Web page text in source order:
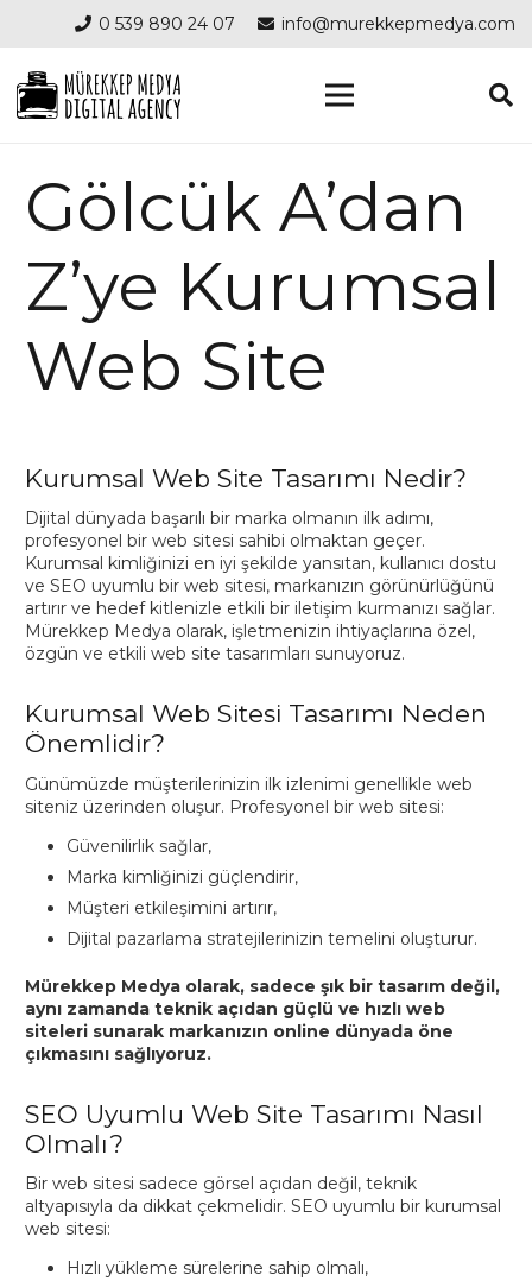
0 539 890 24 07 info@murekkepmedya.com
Gölcük A’dan
Z’ye Kurumsal
Web Site
Kurumsal Web Site Tasarımı Nedir?
Dijital dünyada başarılı bir marka olmanın ilk adımı,
profesyonel bir web sitesi sahibi olmaktan geçer.
Kurumsal kimliğinizi en iyi şekilde yansıtan, kullanıcı dostu
ve SEO uyumlu bir web sitesi, markanızın görünürlüğünü
artırır ve hedef kitlenizle etkili bir iletişim kurmanızı sağlar.
Mürekkep Medya olarak, işletmenizin ihtiyaçlarına özel,
özgün ve etkili web site tasarımları sunuyoruz.
Kurumsal Web Sitesi Tasarımı Neden
Önemlidir?
Günümüzde müşterilerinizin ilk izlenimi genellikle web
siteniz üzerinden oluşur. Profesyonel bir web sitesi:
Güvenilirlik sağlar,
Marka kimliğinizi güçlendirir,
Müşteri etkileşimini artırır,
Dijital pazarlama stratejilerinizin temelini oluşturur.
Mürekkep Medya olarak, sadece şık bir tasarım değil,
aynı zamanda teknik açıdan güçlü ve hızlı web
siteleri sunarak markanızın online dünyada öne
çıkmasını sağlıyoruz.
SEO Uyumlu Web Site Tasarımı Nasıl
Olmalı?
Bir web sitesi sadece görsel açıdan değil, teknik
altyapısıyla da dikkat çekmelidir. SEO uyumlu bir kurumsal
web sitesi:
Hızlı yükleme sürelerine sahip olmalı,